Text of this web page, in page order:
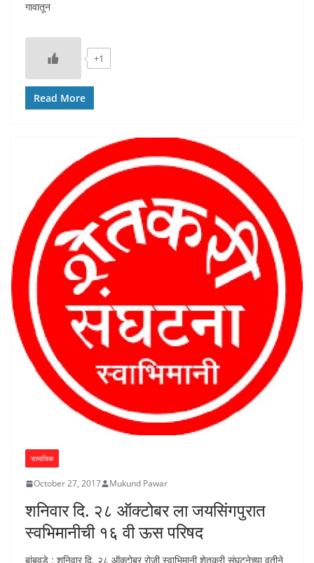
गावातून
+1
Read More
सामाजिक
October 27, 2017 Mukund Pawar
शनिवार दि. २८ ऑक्टोबर ला जयसिंगपुरात
स्वभिमानीची १६ वी ऊस परिषद
बांबवडे : शनिवार दि. २८ ऑक्टोबर रोजी स्वाभिमानी शेतकरी संघटनेच्या वतीने